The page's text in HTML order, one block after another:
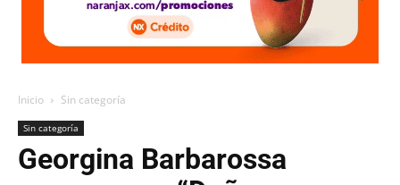
Inicio Sin categoría
Sin categoría
Georgina Barbarossa